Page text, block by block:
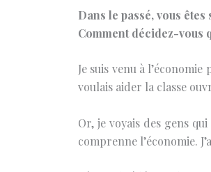
Dans le passé, vous
Comment décidez-vous
Je suis venu à
voulais aider la classe
Or, je voyais des gens
comprenne l’économie.